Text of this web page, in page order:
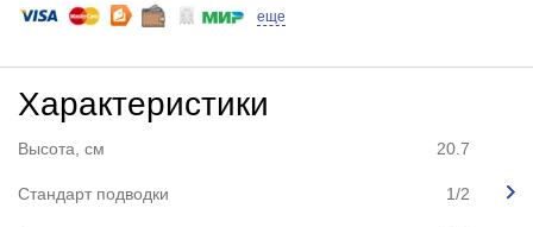
еще
Характеристики
Высота, см 20.7
Стандарт подводки 1/2